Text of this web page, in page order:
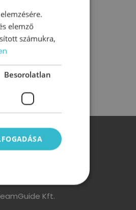
Kft.
elemző
számukra,
Besorolatlan